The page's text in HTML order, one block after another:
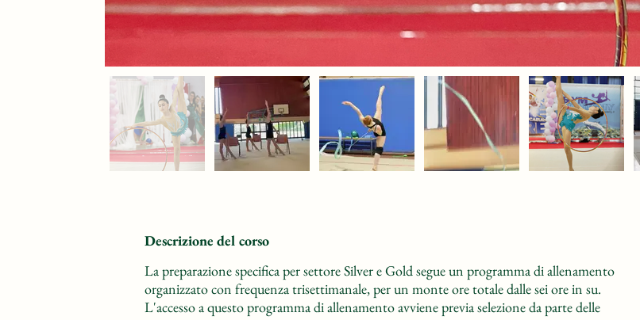
Descrizione del corso
La preparazione specifica per settore Silver e Gold segue un programma di allenamento
organizzato con frequenza trisettimanale, per un monte ore totale dalle sei ore in su.
L'accesso a questo programma di allenamento avviene previa selezione da parte delle